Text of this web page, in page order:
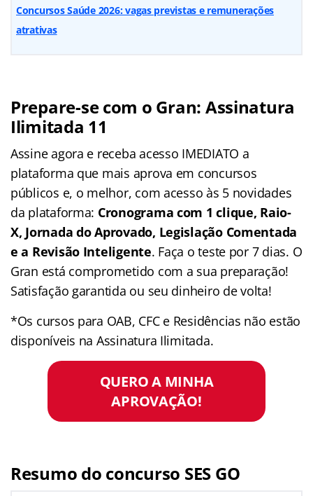
Concursos Saúde 2026: vagas previstas e remunerações
atrativas
Prepare-se com o Gran: Assinatura
Ilimitada 11
Assine agora e receba acesso IMEDIATO a
plataforma que mais aprova em concursos
públicos e, o melhor, com acesso às 5 novidades
da plataforma: Cronograma com 1 clique, Raio-
X, Jornada do Aprovado, Legislação Comentada
e a Revisão Inteligente. Faça o teste por 7 dias. O
Gran está comprometido com a sua preparação!
Satisfação garantida ou seu dinheiro de volta!
*Os cursos para OAB, CFC e Residências não estão
disponíveis na Assinatura Ilimitada.
QUERO A MINHA
APROVAÇÃO!
Resumo do concurso SES GO